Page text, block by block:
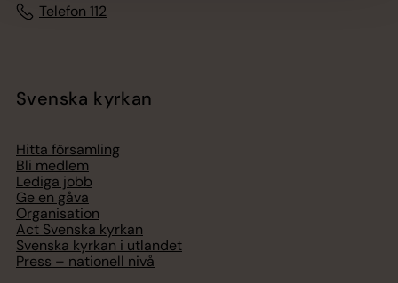
Telefon 112
Svenska kyrkan
Hitta församling
Bli medlem
Lediga jobb
Ge en gåva
Organisation
Act Svenska kyrkan
Svenska kyrkan i utlandet
Press – nationell nivå